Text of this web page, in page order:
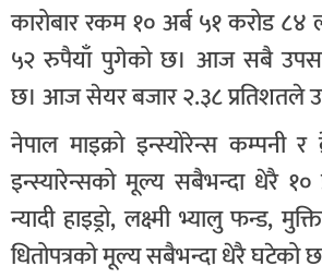
कारोबार रकम १० अर्ब ५१ करोड
५२ रुपैयाँ पुगेको छ। आज सबै
छ। आज सेयर बजार २.३८ प्रतिशतले
नेपाल माइक्रो इन्स्योरेन्स कम्पनी र
इन्स्यारेन्सको मूल्य सबैभन्दा धेरै
न्यादी हाइड्रो, लक्ष्मी भ्यालु फन्ड,
धितोपत्रको मूल्य सबैभन्दा धेरै घटेको